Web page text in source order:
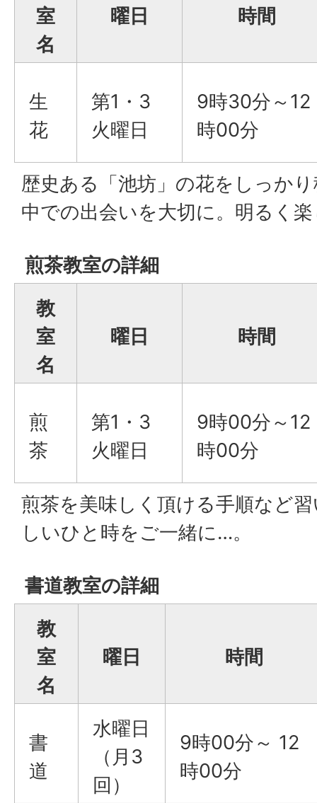
室
名
曜日 時間
生
花
第1・3
火曜日
9時30分～12
時00分
歴史ある「池坊」の花をしっか
中での出会いを大切に。明るく
煎茶教室の詳細
教
室
名
曜日 時間
煎
茶
第1・3
火曜日
9時00分～12
時00分
煎茶を美味しく頂ける手順など
しいひと時をご一緒に…。
書道教室の詳細
教
室
名
曜日 時間
書
道
水曜日
（月3
回）
9時00分～ 12
時00分